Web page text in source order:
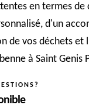
en termes
d'un
de vos déchets et
à Saint Genis